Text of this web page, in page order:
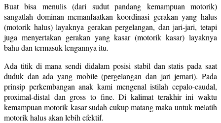
Buat bisa menulis (dari sudut pandang kemampuan motorik)
sangatlah dominan memanfaatkan koordinasi gerakan yang halus
(motorik halus) layaknya gerakan pergelangan, dan jari-jari, tetapi
juga menyertakan gerakan yang kasar (motorik kasar) layaknya
bahu dan termasuk lengannya itu.
Ada titik di mana sendi didalam posisi stabil dan statis pada saat
duduk dan ada yang mobile (pergelangan dan jari jemari). Pada
prinsip perkembangan anak kami mengenal istilah cepalo-caudal,
proximal-distal dan gross to fine. Di kalimat terakhir ini waktu
kemampuan motorik kasar sudah cukup matang maka untuk melatih
motorik halus akan lebih efektif.